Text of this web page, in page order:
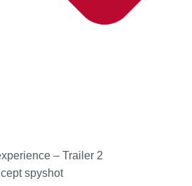
– Trailer 2
spyshot